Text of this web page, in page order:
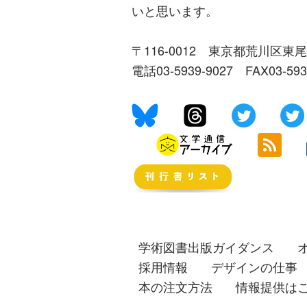
いと思います。
〒116-0012 東京都荒川区東
電話03-5939-9027 FAX03-
学術図書出版ガイダンス
採用情報
デザインの仕事
本の注文方法
情報提供は